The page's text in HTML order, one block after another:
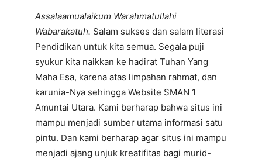
Assalaamualaikum Warahmatullahi
Wabarakatuh. Salam sukses dan salam literasi
Pendidikan untuk kita semua. Segala puji
syukur kita naikkan ke hadirat Tuhan Yang
Maha Esa, karena atas limpahan rahmat, dan
karunia-Nya sehingga Website SMAN 1
Amuntai Utara. Kami berharap bahwa situs ini
mampu menjadi sumber utama informasi satu
pintu. Dan kami berharap agar situs ini mampu
menjadi ajang unjuk kreatifitas bagi murid-